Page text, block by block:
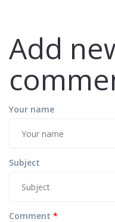
Add
Your name
Subject
Comment *